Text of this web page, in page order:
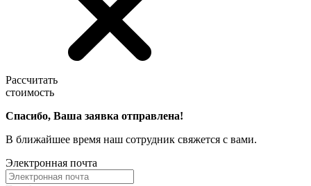
Рассчитать
стоимость
Спасибо, Ваша заявка отправлена!
В ближайшее время наш сотрудник свяжется с вами.
Электронная почта